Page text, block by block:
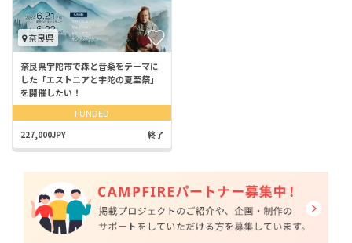
奈良県
奈良県宇陀市で森と音楽をテーマに
した「エストニアと宇陀の夏至祭」
を開催したい！
FUNDED
227,000JPY 終了